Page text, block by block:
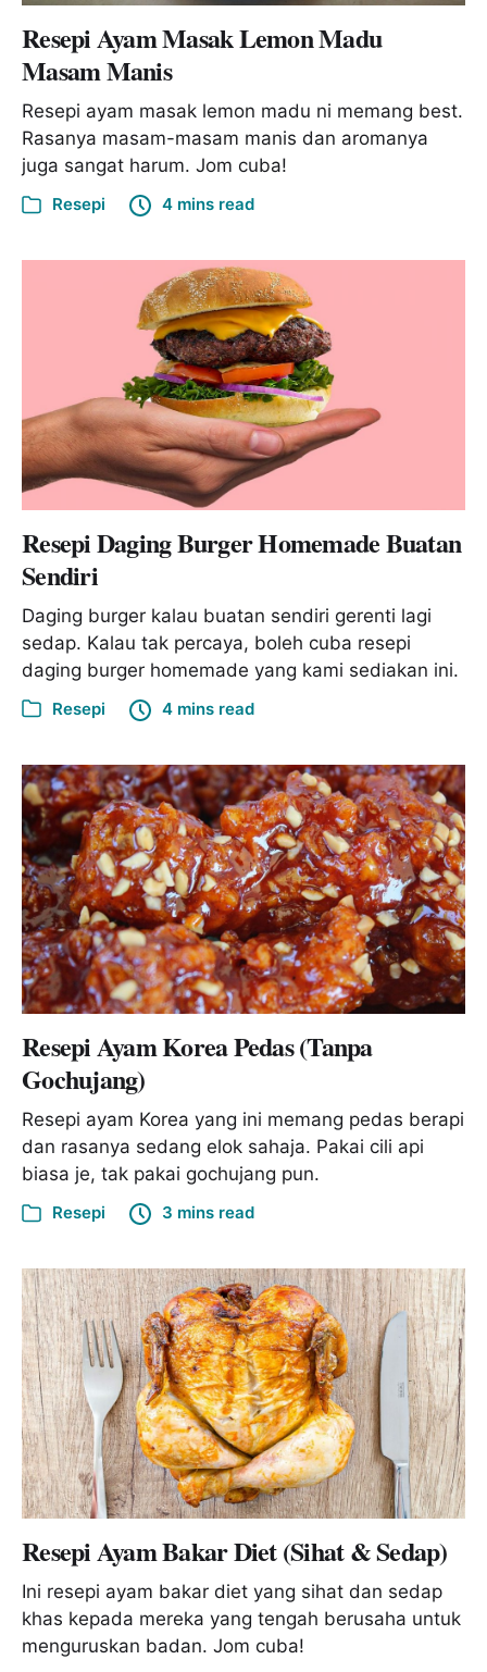
Resepi Ayam Masak Lemon Madu
Masam Manis
Resepi ayam masak lemon madu ni memang best.
Rasanya masam-masam manis dan aromanya
juga sangat harum. Jom cuba!
Resepi 4 mins read
Resepi Daging Burger Homemade Buatan
Sendiri
Daging burger kalau buatan sendiri gerenti lagi
sedap. Kalau tak percaya, boleh cuba resepi
daging burger homemade yang kami sediakan ini.
Resepi 4 mins read
Resepi Ayam Korea Pedas (Tanpa
Gochujang)
Resepi ayam Korea yang ini memang pedas berapi
dan rasanya sedang elok sahaja. Pakai cili api
biasa je, tak pakai gochujang pun.
Resepi 3 mins read
Resepi Ayam Bakar Diet (Sihat & Sedap)
Ini resepi ayam bakar diet yang sihat dan sedap
khas kepada mereka yang tengah berusaha untuk
menguruskan badan. Jom cuba!